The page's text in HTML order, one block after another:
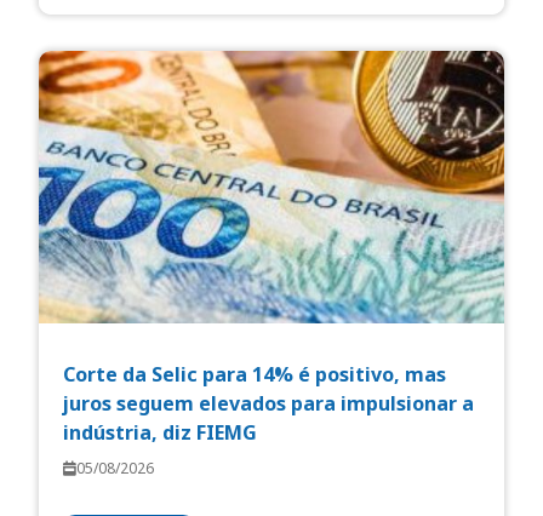
Corte da Selic para 14% é positivo, mas
juros seguem elevados para impulsionar a
indústria, diz FIEMG
05/08/2026